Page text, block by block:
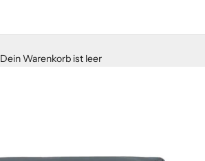
Dein Warenkorb ist leer